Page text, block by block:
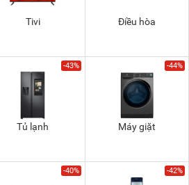
Tivi Điều hòa
-43%
Tủ lạnh
-44%
Máy giặt
-40% -42%